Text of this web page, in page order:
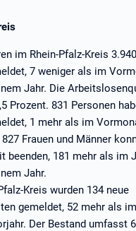
im Rhein-Pfalz-Kreis
7 weniger als im
Jahr. Die
Prozent. 831 Personen
1 mehr als im
Frauen und Männer
beenden, 181 mehr als im
Jahr.
Kreis wurden 134 neue
gemeldet, 52 mehr als
Der Bestand umfasst